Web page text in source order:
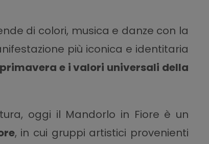
di colori, musica e danze con la
più iconica e identitaria
e i valori universali della
oggi il Mandorlo in Fiore è un
, in cui gruppi artistici provenienti